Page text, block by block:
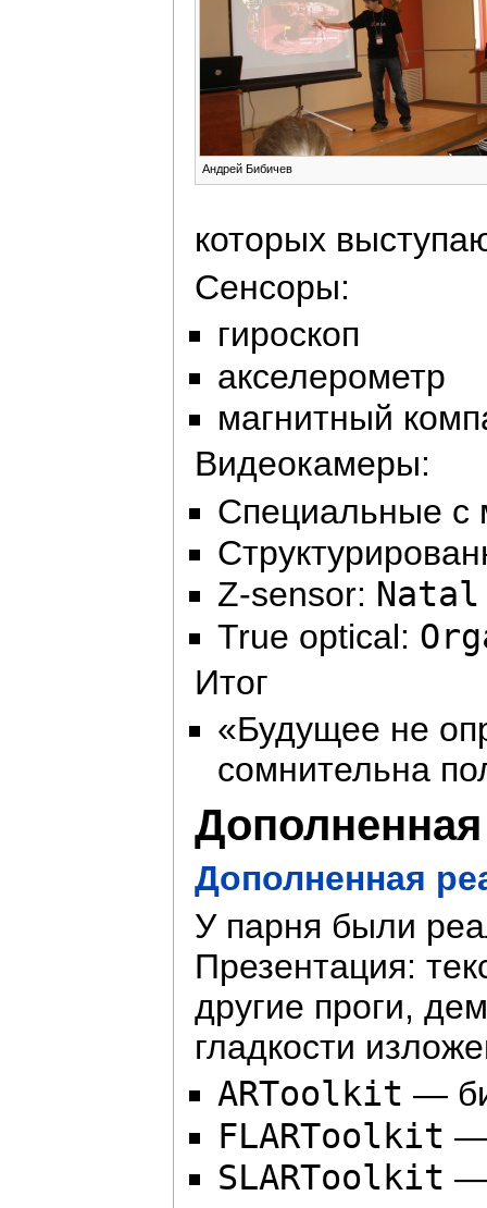
Андрей Бибичев
которых
Сенсоры:
гироскоп
акселерометр
магнитный
Видеокамеры:
Специальные с
Z-sensor:
True optical:
Итог
«Будущее не
сомнительна
Дополненная
У парня были
Презентация:
другие проги,
гладкости
ARToolkit —
FLARToolkit —
SLARToolkit —